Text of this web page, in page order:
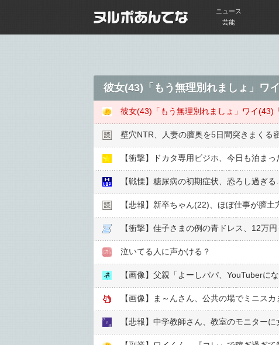
ニュース
芸能
彼女(43)「もう無理別れましょ」ワ
彼女(43)「もう無理別れましょ」ワイ(43)
壁穴NTR、人妻の膣奥を5日間突きまくる
【衝撃】ドカタ専用ビジホ、今日も泊ま
【戦慄】糖尿病の初期症状、恐ろし過ぎる…
【悲報】新卒ちゃん(22)、ほぼ仕事が膣土
【衝撃】佳子さまの例の青ドレス、12万
泣いてる人に声かける？
【画像】父親「よーしパパ、YouTuberに
【画像】ま～んさん、公共の場でミニス
【悲報】中学教師さん、教室のモニター